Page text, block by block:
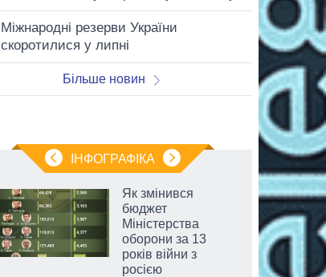
Міжнародні резерви України
скоротилися у липні
Більше новин
ІНФОГРАФІКА
Як змінився
бюджет
Міністерства
оборони за 13
років війни з
росією